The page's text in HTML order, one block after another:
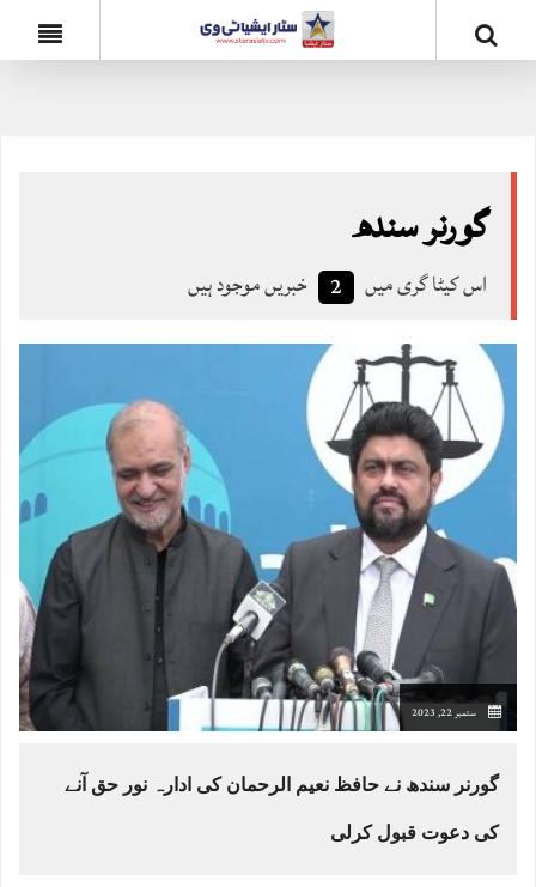
گورنر سندھ
اس کیٹا گری میں 2 خبریں موجود ہیں
ستمبر 22, 2023
گورنر سندھ نے حافظ نعیم الرحمان کی ادارہ نور حق آنے
کی دعوت قبول کرلی